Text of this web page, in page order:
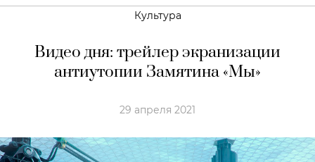
Культура
Видео дня: трейлер экранизации
антиутопии Замятина «Мы»
29 апреля 2021